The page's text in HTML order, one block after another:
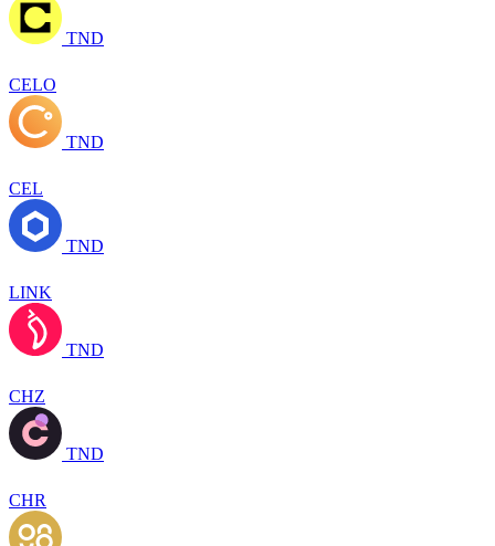
TND
CELO
TND
CEL
TND
LINK
TND
CHZ
TND
CHR